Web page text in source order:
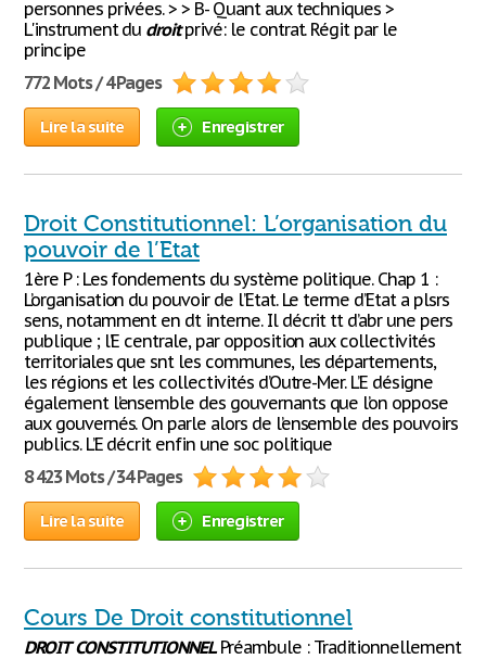
personnes privées. > > B- Quant aux techniques >
L'instrument du droitprivé: le contrat. Régit par le
principe
772 Mots / 4 Pages
Lire la suite Enregistrer
Droit Constitutionnel: L’organisation du
pouvoir de l’Etat
1ère P : Les fondements du système politique. Chap 1 :
L’organisation du pouvoir de l’Etat. Le terme d’Etat a plsrs
sens, notamment en dt interne. Il décrit tt d’abr une pers
publique ; l’E centrale, par opposition aux collectivités
territoriales que snt les communes, les départements,
les régions et les collectivités d’Outre-Mer. L’E désigne
également l’ensemble des gouvernants que l’on oppose
aux gouvernés. On parle alors de l’ensemble des pouvoirs
publics. L’E décrit enfin une soc politique
8 423 Mots / 34 Pages
Lire la suite Enregistrer
Cours De Droit constitutionnel
DROITCONSTITUTIONNELPréambule : Traditionnellement